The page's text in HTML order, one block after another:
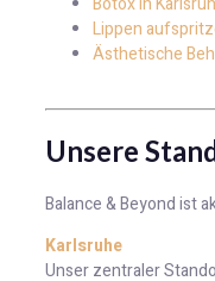
Lippen
Ästhetische
Unsere
Balance & Beyond ist
Karlsruhe
Unser zentraler